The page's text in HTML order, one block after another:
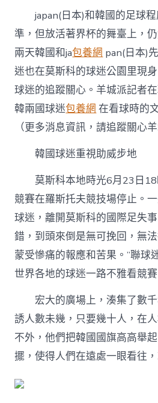
網
站
比
擬
表
現
迥
異：
韓
國
重
在
聲
音，
本)
重
視
服
飾〉
中
japan(日本)和韓國的足球程
準，但放活著界杯的舞臺上，
兩天韓國和ja包養網 pan(日本)
迷也在莫斯科的球迷公園里現
球迷的追蹤關心。羊城派記者
韓兩國球迷包養網 在看球時的
（更多消息資訊，請追蹤關心
韓國球迷重視助威步地
莫斯科本地時光6月23日18
競賽在羅斯托夫競技場停止。
球迷，離開莫斯科的國際足失
錯，到頭來倒是無可挽回，無
蒙受慘痛的報應和苦果。”聯球
世界各地的球迷一路不雅看競賽
宏大的廣場上，湊集了數
誘人數未幾，只要幾十人，在
不外，他們把韓國國旗高高舉
擺，使得人們在遠處一眼看往